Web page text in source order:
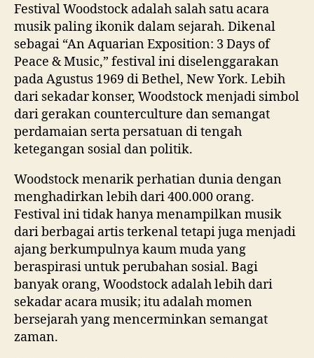
Festival Woodstock adalah salah satu acara
musik paling ikonik dalam sejarah. Dikenal
sebagai “An Aquarian Exposition: 3 Days of
Peace & Music,” festival ini diselenggarakan
pada Agustus 1969 di Bethel, New York. Lebih
dari sekadar konser, Woodstock menjadi simbol
dari gerakan counterculture dan semangat
perdamaian serta persatuan di tengah
ketegangan sosial dan politik.
Woodstock menarik perhatian dunia dengan
menghadirkan lebih dari 400.000 orang.
Festival ini tidak hanya menampilkan musik
dari berbagai artis terkenal tetapi juga menjadi
ajang berkumpulnya kaum muda yang
beraspirasi untuk perubahan sosial. Bagi
banyak orang, Woodstock adalah lebih dari
sekadar acara musik; itu adalah momen
bersejarah yang mencerminkan semangat
zaman.